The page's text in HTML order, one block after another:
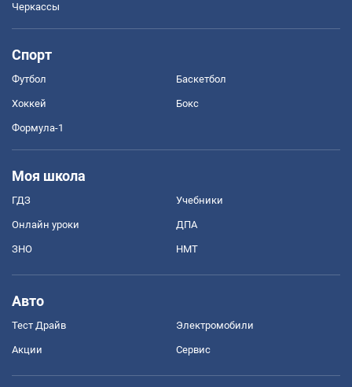
Черкассы
Спорт
Футбол Баскетбол
Хоккей Бокс
Формула-1
Моя школа
ГДЗ Учебники
Онлайн уроки ДПА
ЗНО НМТ
Авто
Тест Драйв Электромобили
Акции Сервис